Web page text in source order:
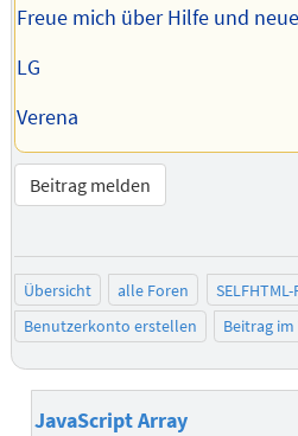
Freue mich über Hilfe und
LG
Verena
Beitrag melden
Übersicht alle Foren
Benutzerkonto erstellen
Beitrag
JavaScript Array